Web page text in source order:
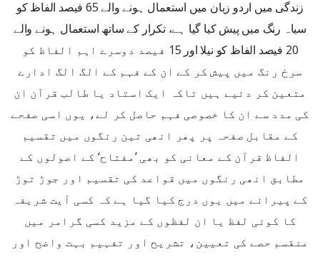
زندگی میں اردو زبان میں استعمال ہونے والے 65 فیصد الفاظ کو
سیاہ رنگ میں پیش کیا گیا ہے، تکرار کے ساتھ استعمال ہونے والے
20 فیصد الفاظ کو نیلا اور 15 فیصد دوسرے اہم الفاظ کو
سرخ رنگ میں پیش کر کے ان کے فہم کے الگ الگ ادارے
متعین کر دئیے ہیں تاکہ ایک استاد یا طالب قرآن ان
کی مدد سے ان کا خصوصی فہم حاصل کر لے، یوں اسی صفحے
کے مقابل صفحہ پر پھر انھی تین رنگوں میں تقسیم
الفاظ قرآن کے معانی کو بھی ’مفتاح‘ کے اصولوں کے
مطابق انھی رنگوں میں قواعد کی تقسیم اور جوڑ توڑ
کے پیرائے میں یوں درج کیا گیا ہے کہ کسی آیت شریفہ
کا کوئی لفظ یا ان لفظوں کے مزید کسی گرامر میں
منقسم حصے کی تعیین، تشریح اور تفہیم بہت واضح اور